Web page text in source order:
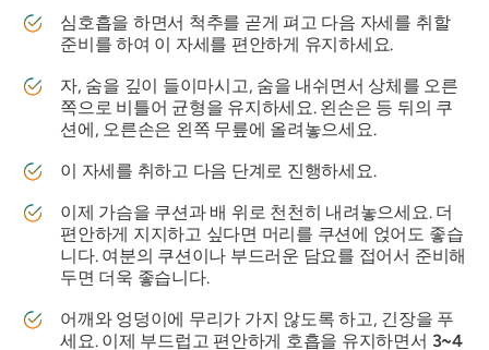
심호흡을 하면서 척추를 곧게 펴고 다음 자세를 취할
준비를 하여 이 자세를 편안하게 유지하세요.
자, 숨을 깊이 들이마시고, 숨을 내쉬면서 상체를 오른
쪽으로 비틀어 균형을 유지하세요. 왼손은 등 뒤의 쿠
션에, 오른손은 왼쪽 무릎에 올려놓으세요.
이 자세를 취하고 다음 단계로 진행하세요.
이제 가슴을 쿠션과 배 위로 천천히 내려놓으세요. 더
편안하게 지지하고 싶다면 머리를 쿠션에 얹어도 좋습
니다. 여분의 쿠션이나 부드러운 담요를 접어서 준비해
두면 더욱 좋습니다.
어깨와 엉덩이에 무리가 가지 않도록 하고, 긴장을 푸
세요. 이제 부드럽고 편안하게 호흡을 유지하면서 3~4